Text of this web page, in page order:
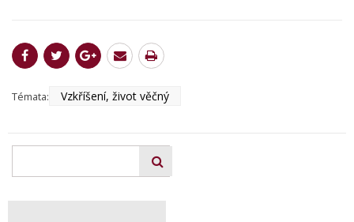
Témata: Vzkříšení, život věčný